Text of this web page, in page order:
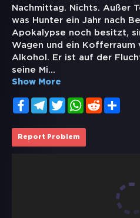
Nachmittag. Nichts. Außer
was Hunter ein Jahr nach
Apokalypse noch besitzt,
Wagen und ein Kofferraum
Alkohol. Er ist auf der
seine Mi...
Show More
FacebookTelegramTwitterWhatsApp
Reddit
Report Problem